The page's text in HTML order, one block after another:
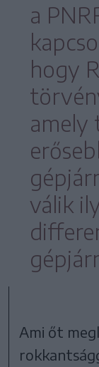
a
hogy
amely
válik
Ami őt